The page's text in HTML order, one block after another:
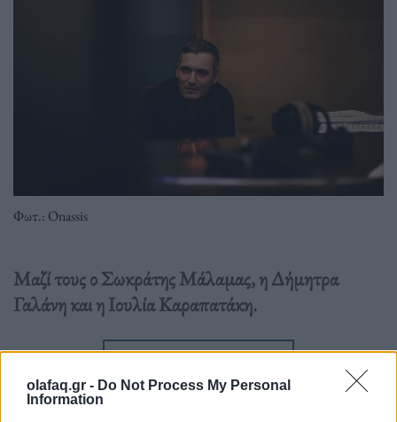
olafaq.gr - Do Not Process My Personal
Information
Φωτ.: Onassis
Μαζί τους ο Σωκράτης Μάλαμας, η Δήμητρα
Γαλάνη και η Ιουλία Καραπατάκη.
Διαβάστε περισσότερα→